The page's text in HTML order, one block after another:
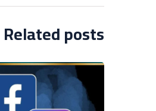
Related posts